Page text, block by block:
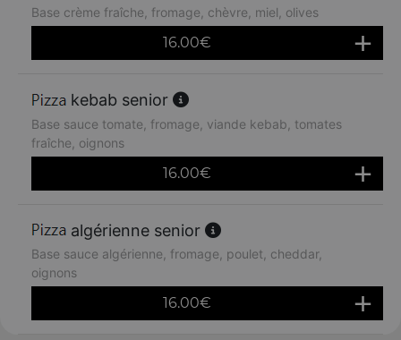
Base crème fraîche, fromage, chèvre, miel, olives
16.00€
kebab senior
Base sauce tomate, fromage, viande kebab, tomates
fraîche, oignons
16.00€
algérienne senior
Base sauce algérienne, fromage, poulet, cheddar,
oignons
16.00€